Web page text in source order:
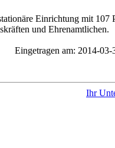
Einrichtung mit 107
und Ehrenamtlichen.
Eingetragen am: 2014-03-
Ihr